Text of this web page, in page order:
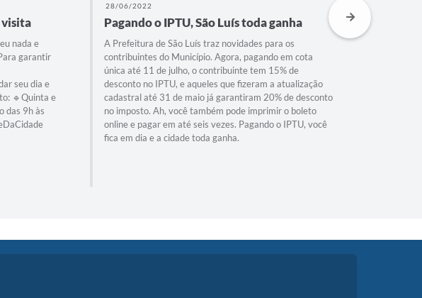
visita
nada e
garantir
seu dia e
🔹Quinta e
das 9h às
28/06/2022
Pagando o IPTU, São Luís toda ganha
A Prefeitura de São Luís traz novidades para os
contribuintes do Município. Agora, pagando em cota
única até 11 de julho, o contribuinte tem 15% de
desconto no IPTU, e aqueles que fizeram a atualização
cadastral até 31 de maio já garantiram 20% de desconto
no imposto. Ah, você também pode imprimir o boleto
online e pagar em até seis vezes. Pagando o IPTU, você
fica em dia e a cidade toda ganha.